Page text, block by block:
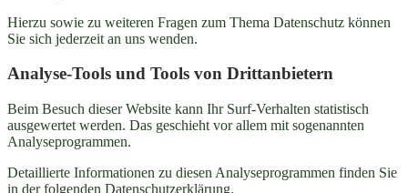
Hierzu sowie zu weiteren Fragen zum Thema Datenschutz können
Sie sich jederzeit an uns wenden.
Analyse-Tools und Tools von Dritt­anbietern
Beim Besuch dieser Website kann Ihr Surf-Verhalten statistisch
ausgewertet werden. Das geschieht vor allem mit sogenannten
Analyseprogrammen.
Detaillierte Informationen zu diesen Analyseprogrammen finden Sie
in der folgenden Datenschutzerklärung.